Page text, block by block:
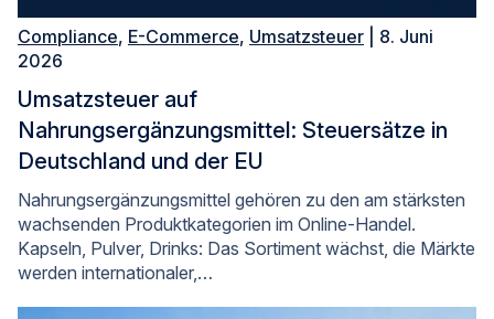
Compliance, E-Commerce, Umsatzsteuer | 8. Juni
2026
Umsatzsteuer auf
Nahrungsergänzungsmittel: Steuersätze in
Deutschland und der EU
Nahrungsergänzungsmittel gehören zu den am stärksten
wachsenden Produktkategorien im Online-Handel.
Kapseln, Pulver, Drinks: Das Sortiment wächst, die Märkte
werden internationaler,…